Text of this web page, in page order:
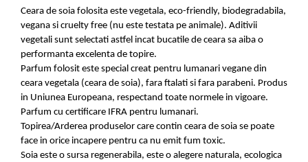
Ceara de soia folosita este vegetala, eco-friendly, biodegradabila,
vegana si cruelty free (nu este testata pe animale). Aditivii
vegetali sunt selectati astfel incat bucatile de ceara sa aiba o
performanta excelenta de topire.
Parfum folosit este special creat pentru lumanari vegane din
ceara vegetala (ceara de soia), fara ftalati si fara parabeni. Produs
in Uniunea Europeana, respectand toate normele in vigoare.
Parfum cu certificare IFRA pentru lumanari.
Topirea/Arderea produselor care contin ceara de soia se poate
face in orice incapere pentru ca nu emit fum toxic.
Soia este o sursa regenerabila, este o alegere naturala, ecologica